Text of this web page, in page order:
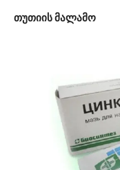
თუთიის მალამო